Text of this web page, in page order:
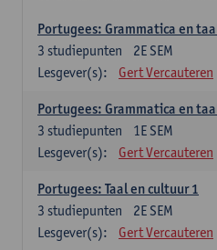
Portugees: Grammatica en
2E SEM
3 studiepunten
Lesgever(s):
Gert Vercauteren
Portugees: Grammatica en
1E SEM
3 studiepunten
Lesgever(s):
Gert Vercauteren
Portugees: Taal en cultuur 1
2E SEM
3 studiepunten
Lesgever(s):
Gert Vercauteren